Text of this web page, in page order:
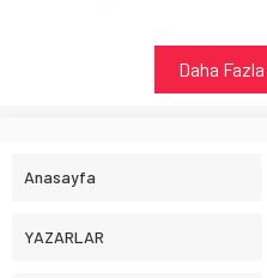
Daha
Anasayfa
YAZARLAR